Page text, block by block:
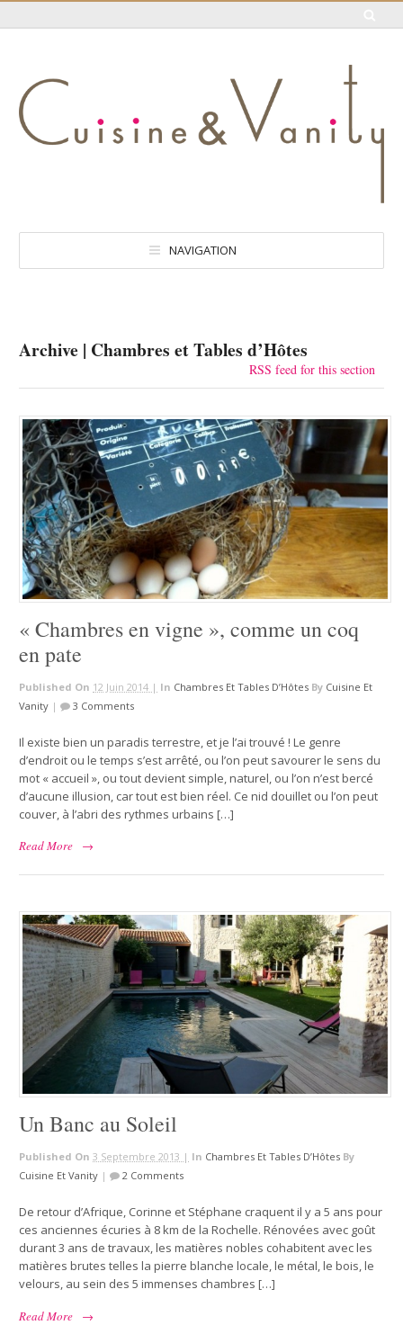
NAVIGATION
Archive | Chambres et Tables d’Hôtes
RSS feed for this section
« Chambres en vigne », comme un coq
en pate
Published On 12 Juin 2014 | In Chambres Et Tables D’Hôtes By Cuisine Et
Vanity | 3 Comments
Il existe bien un paradis terrestre, et je l’ai trouvé ! Le genre
d’endroit ou le temps s’est arrêté, ou l’on peut savourer le sens du
mot « accueil », ou tout devient simple, naturel, ou l’on n’est bercé
d’aucune illusion, car tout est bien réel. Ce nid douillet ou l’on peut
couver, à l’abri des rythmes urbains […]
Read More
→
Un Banc au Soleil
Published On3 Septembre 2013 | In Chambres Et Tables D’Hôtes By
Cuisine Et Vanity | 2 Comments
De retour d’Afrique, Corinne et Stéphane craquent il y a 5 ans pour
ces anciennes écuries à 8 km de la Rochelle. Rénovées avec goût
durant 3 ans de travaux, les matières nobles cohabitent avec les
matières brutes telles la pierre blanche locale, le métal, le bois, le
velours, au sein des 5 immenses chambres […]
Read More
→